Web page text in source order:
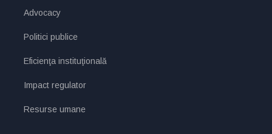
Advocacy
Politici publice
Eficienţa instituţională
Impact regulator
Resurse umane